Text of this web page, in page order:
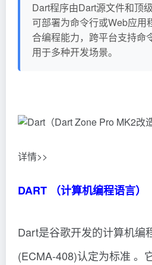
Dart程序由Dart源文件和顶
可部署为命令行或Web应用
合编程能力，跨平台支持命
用于多种开发场景。
详情>>
DART （计算机编程语言）
Dart是谷歌开发的计算机编
(ECMA-408)认定为标准 。